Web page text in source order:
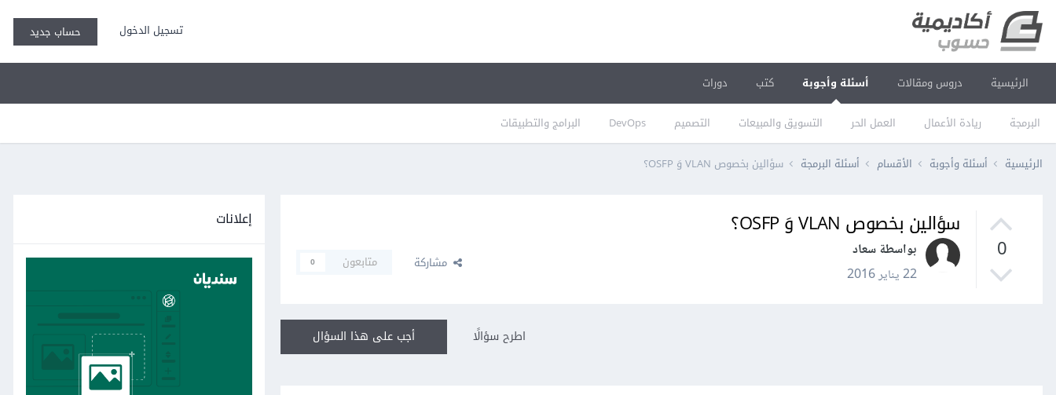
تسجيل الدخول حساب جديد
الرئيسية دروس ومقالات أسئلة وأجوبة
البرمجة ريادة الأعمال العمل الحر التسويق والمبيعات التصميم DevOps البرامج والتطبيقات
كتب دورات
الرئيسية أسئلة وأجوبة الأقسام أسئلة البرمجة سؤالين بخصوص VLAN وَ OSFP؟
0
سؤالين بخصوص VLAN وَ OSFP؟
بواسطة سعاد
22 يناير 2016
مشاركة متابعون 0
أجب على هذا السؤال اطرح سؤالًا
إعلانات